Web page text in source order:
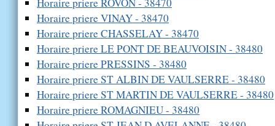
Horaire priere VINAY - 38470
Horaire priere CHASSELAY - 38470
Horaire priere LE PONT DE BEAUVOISIN - 38480
Horaire priere PRESSINS - 38480
Horaire priere ST ALBIN DE VAULSERRE - 38480
Horaire priere ST MARTIN DE VAULSERRE - 38480
Horaire priere ROMAGNIEU - 38480